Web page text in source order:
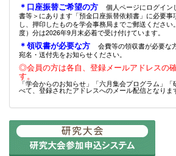
＊口座振替ご希望の方
個人ページにログイン
書等＞にあります「預金口座振替依頼書」に必要事
し、押印したものを学会事務局までご郵送くださ
度）分は2026年9月末必着で受け付けています。
＊領収書が必要な方
会費等の領収書が必要な
宛名・送付先をお知らせください。
◎会員の方は各自、登録メールアドレスの
す。
「学会からのお知らせ」「六月集会プログラム」
べて、登録されたアドレスへのメール配信となりま